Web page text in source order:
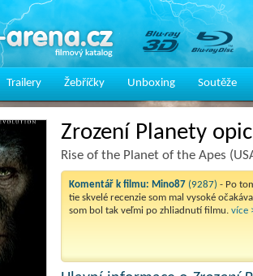
Trailery Žebříčky Unboxing Soutěže
Zrození Planety opic
Rise of the Planet of the Apes
Komentář k filmu: Mino87 (9287) - Po
tie skvelé recenzie som mal vysoké
som bol tak veľmi po zhliadnutí filmu. více